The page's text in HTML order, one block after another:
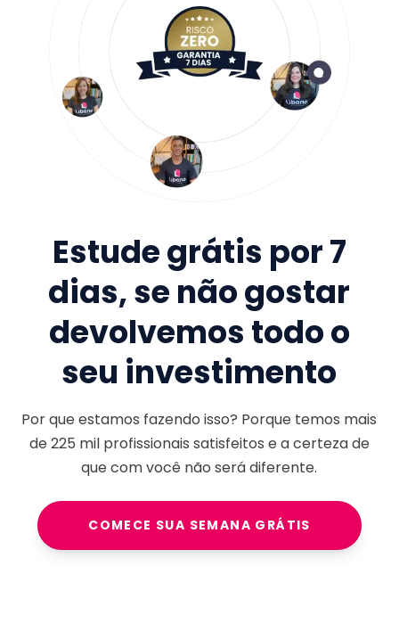
Estude grátis por 7
dias, se não gostar
devolvemos todo o
seu investimento
Por que estamos fazendo isso? Porque temos mais
de225 milprofissionais satisfeitos e a certeza de
que com você não será diferente.
COMECE SUA SEMANA GRÁTIS